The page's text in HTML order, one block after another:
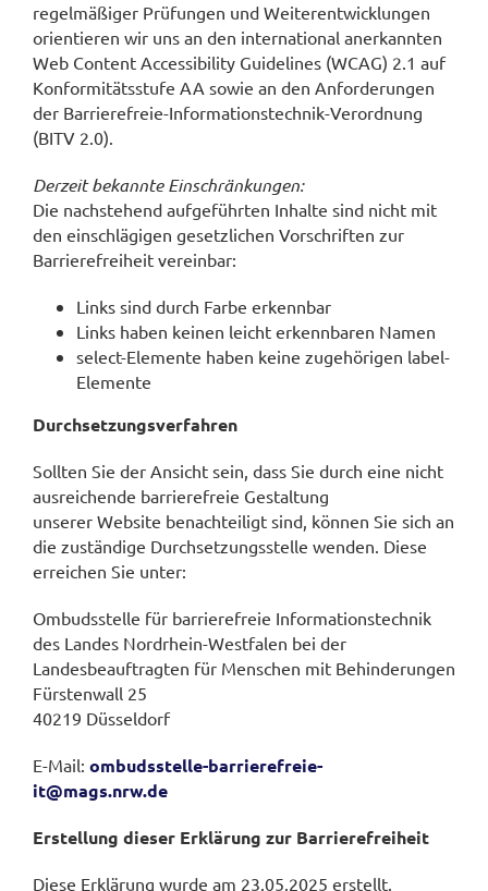
regelmäßiger Prüfungen und Weiterentwicklungen
orientieren wir uns an den international anerkannten
Web Content Accessibility Guidelines (WCAG) 2.1 auf
Konformitätsstufe AA sowie an den Anforderungen
der Barrierefreie-Informationstechnik-Verordnung
(BITV 2.0).
Derzeit bekannte Einschränkungen:
Die nachstehend aufgeführten Inhalte sind nicht mit
den einschlägigen gesetzlichen Vorschriften zur
Barrierefreiheit vereinbar:
Links sind durch Farbe erkennbar
Links haben keinen leicht erkennbaren Namen
select-Elemente haben keine zugehörigen label-
Elemente
Durchsetzungsverfahren
Sollten Sie der Ansicht sein, dass Sie durch eine nicht
ausreichende barrierefreie Gestaltung
unserer Website benachteiligt sind, können Sie sich an
die zuständige Durchsetzungsstelle wenden. Diese
erreichen Sie unter:
Ombudsstelle für barrierefreie Informationstechnik
des Landes Nordrhein-Westfalen bei der
Landesbeauftragten für Menschen mit Behinderungen
Fürstenwall 25
40219 Düsseldorf
E-Mail: ombudsstelle-barrierefreie-
it@mags.nrw.de
Erstellung dieser Erklärung zur Barrierefreiheit
Diese Erklärung wurde am 23.05.2025 erstellt.